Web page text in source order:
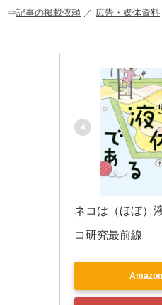
o
⇒記事の掲載依頼 ／ 広告・媒体資料
ネコは（ほぼ）
コ研究最前線